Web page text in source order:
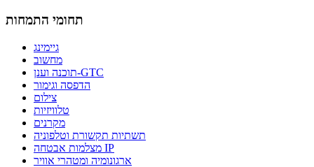
תחומי התמחות
גיימינג
מחשוב
תוכנה וענן-GTC
הדפסה וגימור
צילום
טלוויזיות
מקרנים
תשתיות תקשורת וטלפוניה
מצלמות אבטחה IP
ארגונומיה ומטהרי אוויר